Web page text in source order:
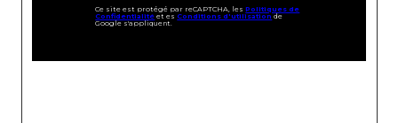
Ce site est protégé par reCAPTCHA, lesPolitiques de
Confidentialité et esConditions d'utilisationde
Google s'appliquent.